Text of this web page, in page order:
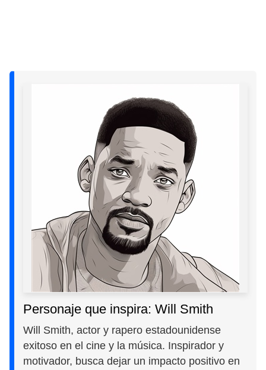
Personaje que inspira: Will Smith
Will Smith, actor y rapero estadounidense
exitoso en el cine y la música. Inspirador y
motivador, busca dejar un impacto positivo en